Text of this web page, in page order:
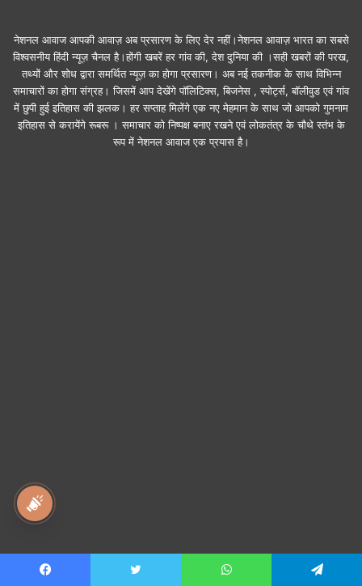
नेशनल आवाज आपकी आवाज़ अब प्रसारण के लिए देर नहीं।नेशनल आवाज़ भारत का सबसे
विश्वसनीय हिंदी न्यूज़ चैनल है।होंगी खबरें हर गांव की, देश दुनिया की ।सही खबरों की परख,
तथ्यों और शोध द्वारा समर्थित न्यूज़ का होगा प्रसारण। अब नई तकनीक के साथ विभिन्न
समाचारों का होगा संग्रह। जिसमें आप देखेंगे पॉलिटिक्स, बिजनेस , स्पोर्ट्स, बॉलीवुड एवं गांव
में छुपी हुई इतिहास की झलक। हर सप्ताह मिलेंगे एक नए मेहमान के साथ जो आपको गुमनाम
इतिहास से करायेंगे रूबरू । समाचार को निष्पक्ष बनाए रखने एवं लोकतंत्र के चौथे स्तंभ के
रूप में नेशनल आवाज एक प्रयास है।